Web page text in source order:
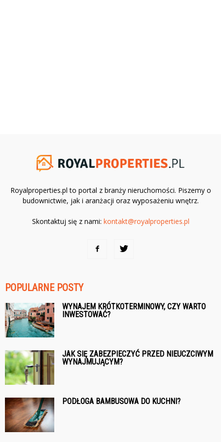
Royalproperties.pl to portal z branży nieruchomości. Piszemy o
budownictwie, jak i aranżacji oraz wyposażeniu wnętrz.
Skontaktuj się z nami: kontakt@royalproperties.pl
POPULARNE POSTY
WYNAJEM KRÓTKOTERMINOWY, CZY WARTO
INWESTOWAĆ?
JAK SIĘ ZABEZPIECZYĆ PRZED NIEUCZCIWYM
WYNAJMUJĄCYM?
PODŁOGA BAMBUSOWA DO KUCHNI?